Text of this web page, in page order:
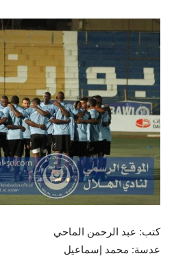
كتب: عبد الرحمن الماحي
عدسة: محمد إسماعيل